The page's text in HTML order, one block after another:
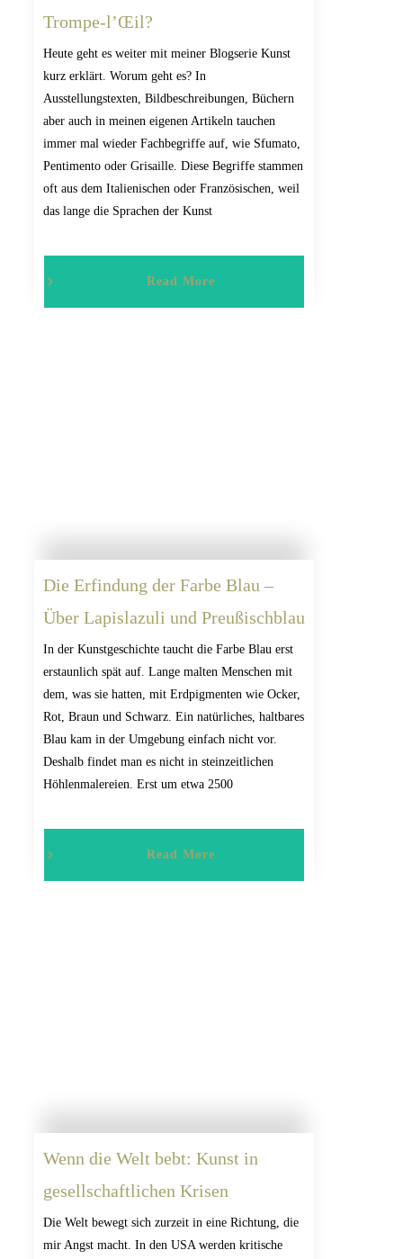
Trompe-l’Œil?
Heute geht es weiter mit meiner Blogserie Kunst
kurz erklärt. Worum geht es? In
Ausstellungstexten, Bildbeschreibungen, Büchern
aber auch in meinen eigenen Artikeln tauchen
immer mal wieder Fachbegriffe auf, wie Sfumato,
Pentimento oder Grisaille. Diese Begriffe stammen
oft aus dem Italienischen oder Französischen, weil
das lange die Sprachen der Kunst
Read More
Die Erfindung der Farbe Blau –
Über Lapislazuli und Preußischblau
In der Kunstgeschichte taucht die Farbe Blau erst
erstaunlich spät auf. Lange malten Menschen mit
dem, was sie hatten, mit Erdpigmenten wie Ocker,
Rot, Braun und Schwarz. Ein natürliches, haltbares
Blau kam in der Umgebung einfach nicht vor.
Deshalb findet man es nicht in steinzeitlichen
Höhlenmalereien. Erst um etwa 2500
Read More
Wenn die Welt bebt: Kunst in
gesellschaftlichen Krisen
Die Welt bewegt sich zurzeit in eine Richtung, die
mir Angst macht. In den USA werden kritische